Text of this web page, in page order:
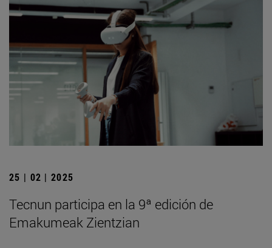
25 | 02 | 2025
Tecnun participa en la 9ª edición de
Emakumeak Zientzian